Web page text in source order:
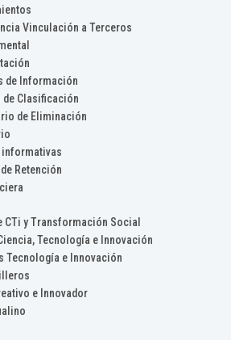
Vinculación a Terceros
de Información
de Clasificación
de Eliminación
informativas
Retención
CTi y Transformación Social
Tecnología e Innovación
Tecnología e Innovación
e Innovador